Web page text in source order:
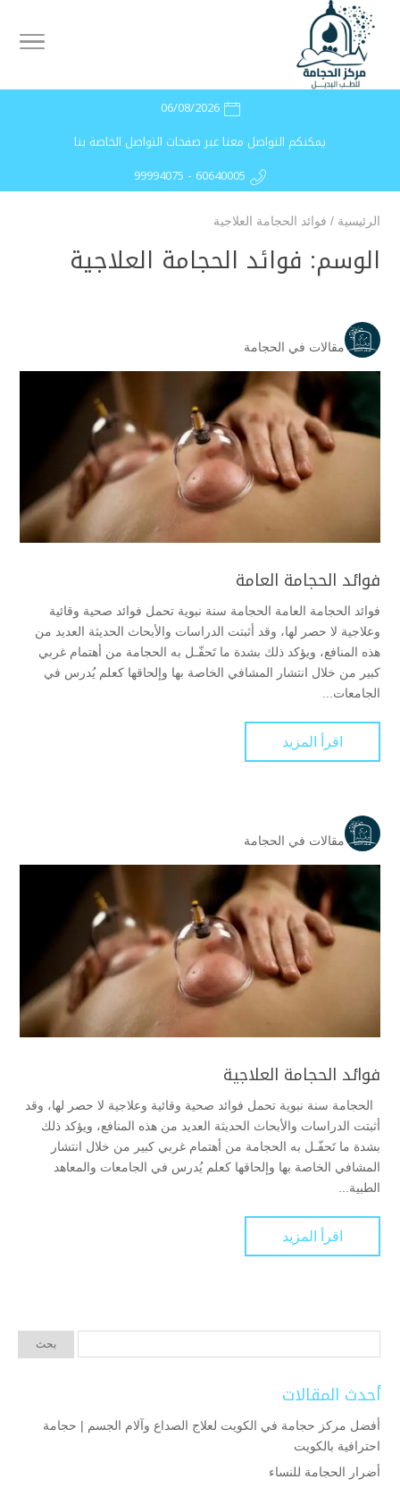
06/08/2026
يمكنكم التواصل معنا عبر صفحات التواصل الخاصة بنا
99994075 - 60640005
الرئيسية / فوائد الحجامة العلاجية
الوسم: فوائد الحجامة العلاجية
مقالات في الحجامة
فوائد الحجامة العامة
فوائد الحجامة العامة الحجامة سنة نبوية تحمل فوائد صحية وقائية
وعلاجية لا حصر لها، وقد أثبتت الدراسات والأبحاث الحديثة العديد من
هذه المنافع، ويؤكد ذلك بشدة ما تَحفّـل به الحجامة من أهتمام غربي
كبير من خلال انتشار المشافي الخاصة بها وإلحاقها كعلم يُدرس في
الجامعات...
اقرأ المزيد
مقالات في الحجامة
فوائد الحجامة العلاجية
الحجامة سنة نبوية تحمل فوائد صحية وقائية وعلاجية لا حصر لها، وقد
أثبتت الدراسات والأبحاث الحديثة العديد من هذه المنافع، ويؤكد ذلك
بشدة ما تَحفّـل به الحجامة من أهتمام غربي كبير من خلال انتشار
المشافي الخاصة بها وإلحاقها كعلم يُدرس في الجامعات والمعاهد
الطبية...
اقرأ المزيد
أحدث المقالات
أفضل مركز حجامة في الكويت لعلاج الصداع وآلام الجسم | حجامة
احترافية بالكويت
أضرار الحجامة للنساء